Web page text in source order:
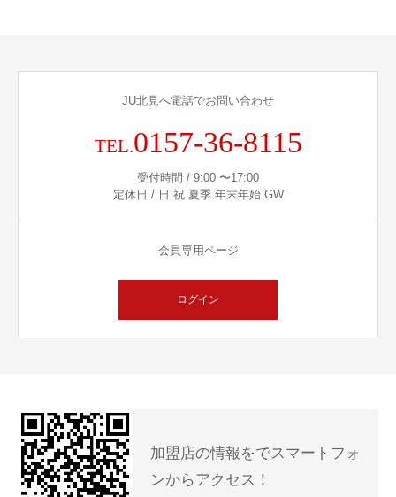
JU北見へ電話でお問い合わせ
TEL.0157-36-8115
受付時間 / 9:00 〜17:00
定休日 / 日 祝 夏季 年末年始 GW
会員専用ページ
ログイン
加盟店の情報をでスマートフォ
ンからアクセス！